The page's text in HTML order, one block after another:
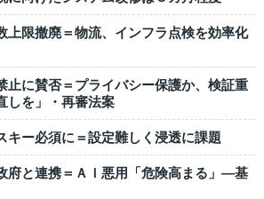
上限撤廃＝物流、インフラ点検を効率化
止に賛否＝プライバシー保護か、検証重
しを」・再審法案
キー必須に＝設定難しく浸透に課題
府と連携＝ＡＩ悪用「危険高まる」―基